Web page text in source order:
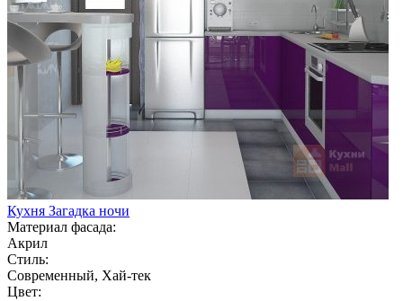
Кухня Загадка ночи
Материал фасада:
Акрил
Стиль:
Современный, Хай-тек
Цвет: